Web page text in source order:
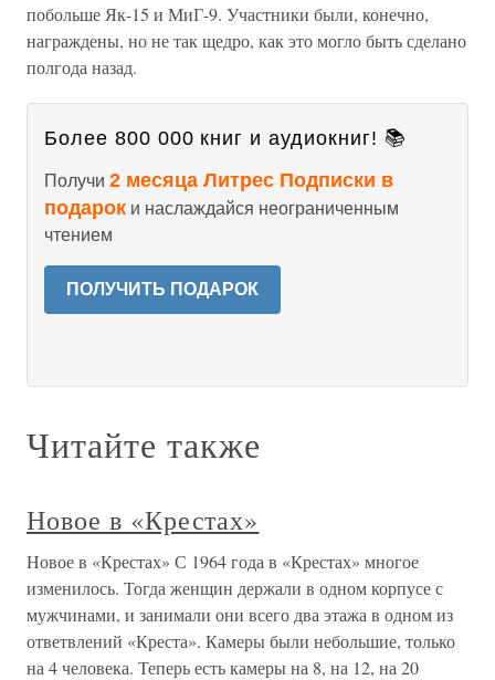
побольше Як-15 и МиГ-9. Участники были, конечно,
награждены, но не так щедро, как это могло быть сделано
полгода назад.
Более 800 000 книг и аудиокниг! 📚
Получи 2 месяца Литрес Подписки в
подарок и наслаждайся неограниченным
чтением
ПОЛУЧИТЬ ПОДАРОК
Читайте также
Новое в «Крестах»
Новое в «Крестах» С 1964 года в «Крестах» многое
изменилось. Тогда женщин держали в одном корпусе с
мужчинами, и занимали они всего два этажа в одном из
ответвлений «Креста». Камеры были небольшие, только
на 4 человека. Теперь есть камеры на 8, на 12, на 20